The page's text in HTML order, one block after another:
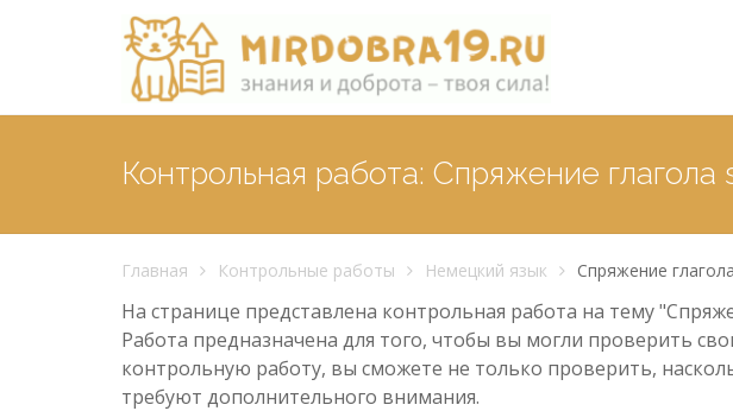
Контрольная работа: Спряжение глагола
Главная Контрольные работы Немецкий язык Спряжение
На странице представлена контрольная работа на тему
Работа предназначена для того, чтобы вы могли проверить
контрольную работу, вы сможете не только проверить,
требуют дополнительного внимания.